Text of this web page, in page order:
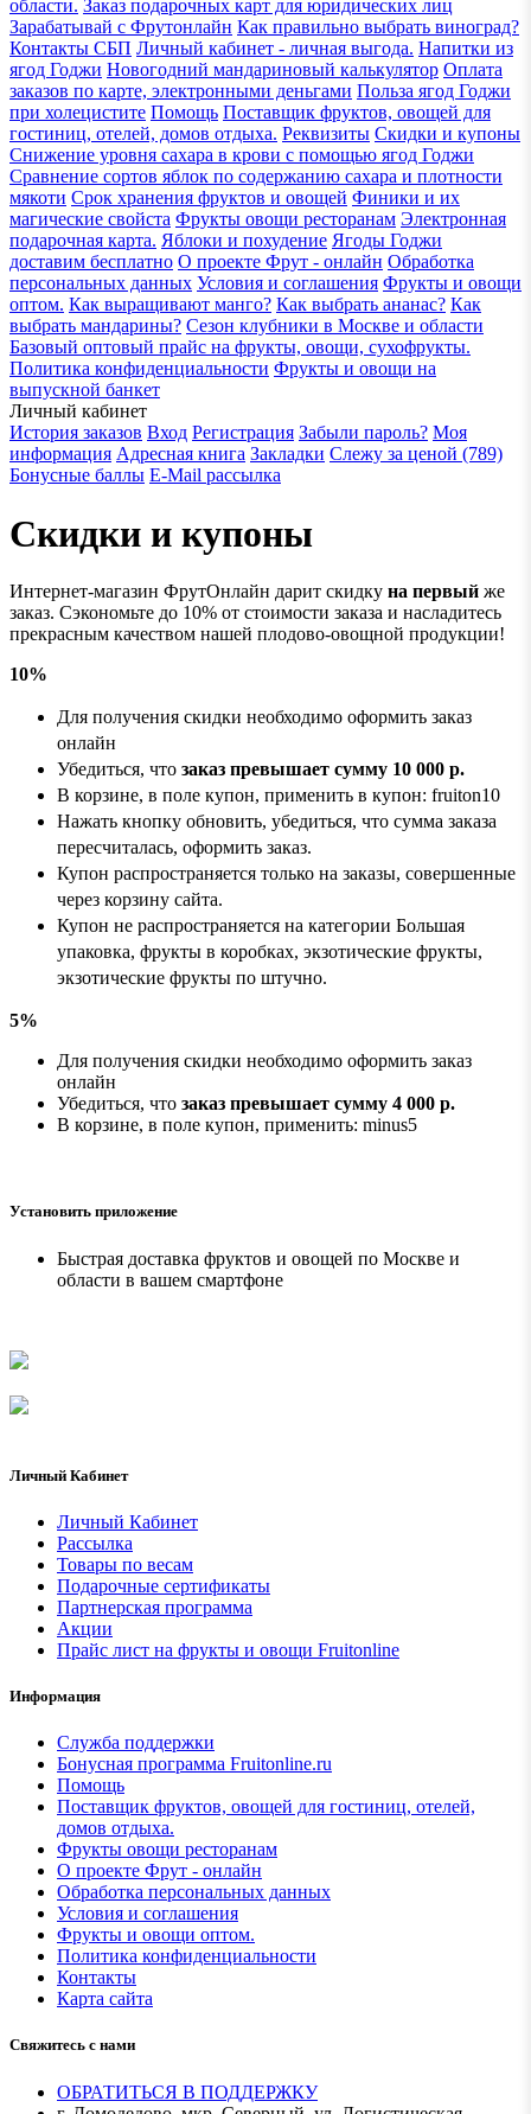
области. Заказ подарочных карт для юридических лиц
Зарабатывай с Фрутонлайн Как правильно выбрать виноград?
Контакты СБП Личный кабинет - личная выгода. Напитки из
ягод Годжи Новогодний мандариновый калькулятор Оплата
заказов по карте, электронными деньгами Польза ягод Годжи
при холецистите Помощь Поставщик фруктов, овощей для
гостиниц, отелей, домов отдыха. Реквизиты Скидки и купоны
Снижение уровня сахара в крови с помощью ягод Годжи
Сравнение сортов яблок по содержанию сахара и плотности
мякоти Срок хранения фруктов и овощей Финики и их
магические свойста Фрукты овощи ресторанам Электронная
подарочная карта. Яблоки и похудение Ягоды Годжи
доставим бесплатно О проекте Фрут - онлайн Обработка
персональных данных Условия и соглашения Фрукты и овощи
оптом. Как выращивают манго? Как выбрать ананас? Как
выбрать мандарины? Сезон клубники в Москве и области
Базовый оптовый прайс на фрукты, овощи, сухофрукты.
Политика конфиденциальности Фрукты и овощи на
выпускной банкет
Личный кабинет
История заказов Вход Регистрация Забыли пароль? Моя
информация Адресная книга Закладки Слежу за ценой (789)
Бонусные баллы E-Mail рассылка
Скидки и купоны
Интернет-магазин ФрутОнлайн дарит скидку на первый же
заказ. Сэкономьте до 10% от стоимости заказа и насладитесь
прекрасным качеством нашей плодово-овощной продукции!
10%
Для получения скидки необходимо оформить заказ
онлайн
Убедиться, что заказ превышает сумму 10 000 р.
В корзине, в поле купон, применить в купон: fruiton10
Нажать кнопку обновить, убедиться, что сумма заказа
пересчиталась, оформить заказ.
Купон распространяется только на заказы, совершенные
через корзину сайта.
Купон не распространяется на категории Большая
упаковка, фрукты в коробках, экзотические фрукты,
экзотические фрукты по штучно.
5%
Для получения скидки необходимо оформить заказ
онлайн
Убедиться, что заказ превышает сумму 4 000 р.
В корзине, в поле купон, применить: minus5
Установить приложение
Быстрая доставка фруктов и овощей по Москве и
области в вашем смартфоне
Личный Кабинет
Личный Кабинет
Рассылка
Товары по весам
Подарочные сертификаты
Партнерская программа
Акции
Прайс лист на фрукты и овощи Fruitonline
Информация
Служба поддержки
Бонусная программа Fruitonline.ru
Помощь
Поставщик фруктов, овощей для гостиниц, отелей,
домов отдыха.
Фрукты овощи ресторанам
О проекте Фрут - онлайн
Обработка персональных данных
Условия и соглашения
Фрукты и овощи оптом.
Политика конфиденциальности
Контакты
Карта сайта
Свяжитесь с нами
ОБРАТИТЬСЯ В ПОДДЕРЖКУ